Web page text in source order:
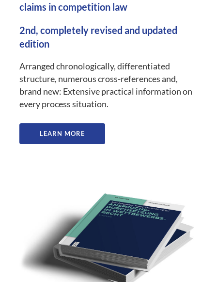
claims in competition law
2nd, completely revised and updated
edition
Arranged chronologically, differentiated
structure, numerous cross-references and,
brand new: Extensive practical information on
every process situation.
LEARN MORE